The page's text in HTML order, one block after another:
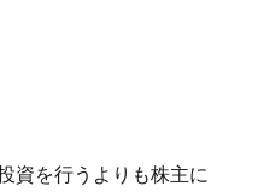
資を行うよりも株主に